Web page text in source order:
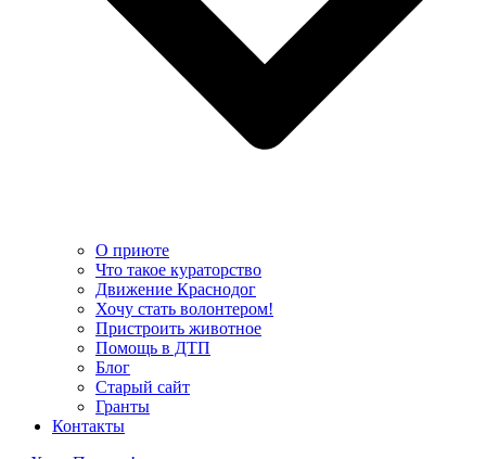
О приюте
Что такое кураторство
Движение Краснодог
Хочу стать волонтером!
Пристроить животное
Помощь в ДТП
Блог
Старый сайт
Гранты
Контакты